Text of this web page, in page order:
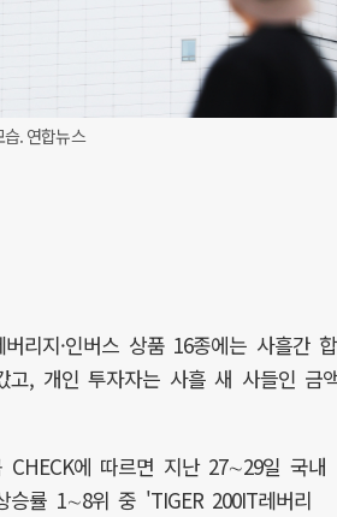
. 연합뉴스
리지·인버스 상품 16종에는 사흘간 합
, 개인 투자자는 사흘 새 사들인 금
CHECK에 따르면 지난 27∼29일 국내
승률 1∼8위 중 'TIGER 200IT레버리